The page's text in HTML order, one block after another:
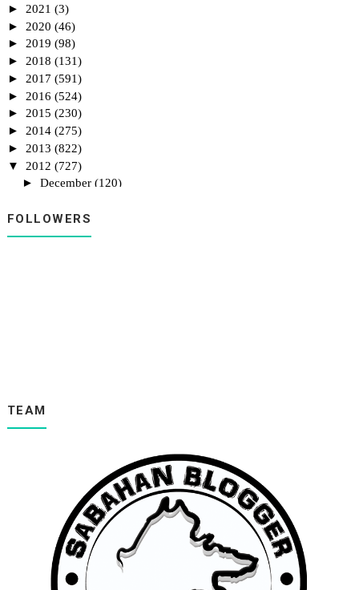
► 2021 (3)
► 2020 (46)
► 2019 (98)
► 2018 (131)
► 2017 (591)
► 2016 (524)
► 2015 (230)
► 2014 (275)
► 2013 (822)
▼ 2012 (727)
► December (120)
► October(97)
▼September
Amaran Menusuk Kalbu...
Kalau ada mesin ATM macam ni..Mampus menunggu.
Menu Baru :"Air Belum Tahu"
Gripe Water:Pernah Guna @ ada simpan Kat Rumah.
Mimpi Mengandung Dan Bersalin Di Hospital Swasta.
Alhamdulillah Rezeki Hari Ini.
MAK DARA SILA SAMPAIKAN UCAPAN SAYA
Bangun Lewat..Lepas tue boleh marah pulak
Ciplak!!Bagus @ Tidak..
Marah Tue tandanya Sayang!!
FOLLOWERS
TEAM